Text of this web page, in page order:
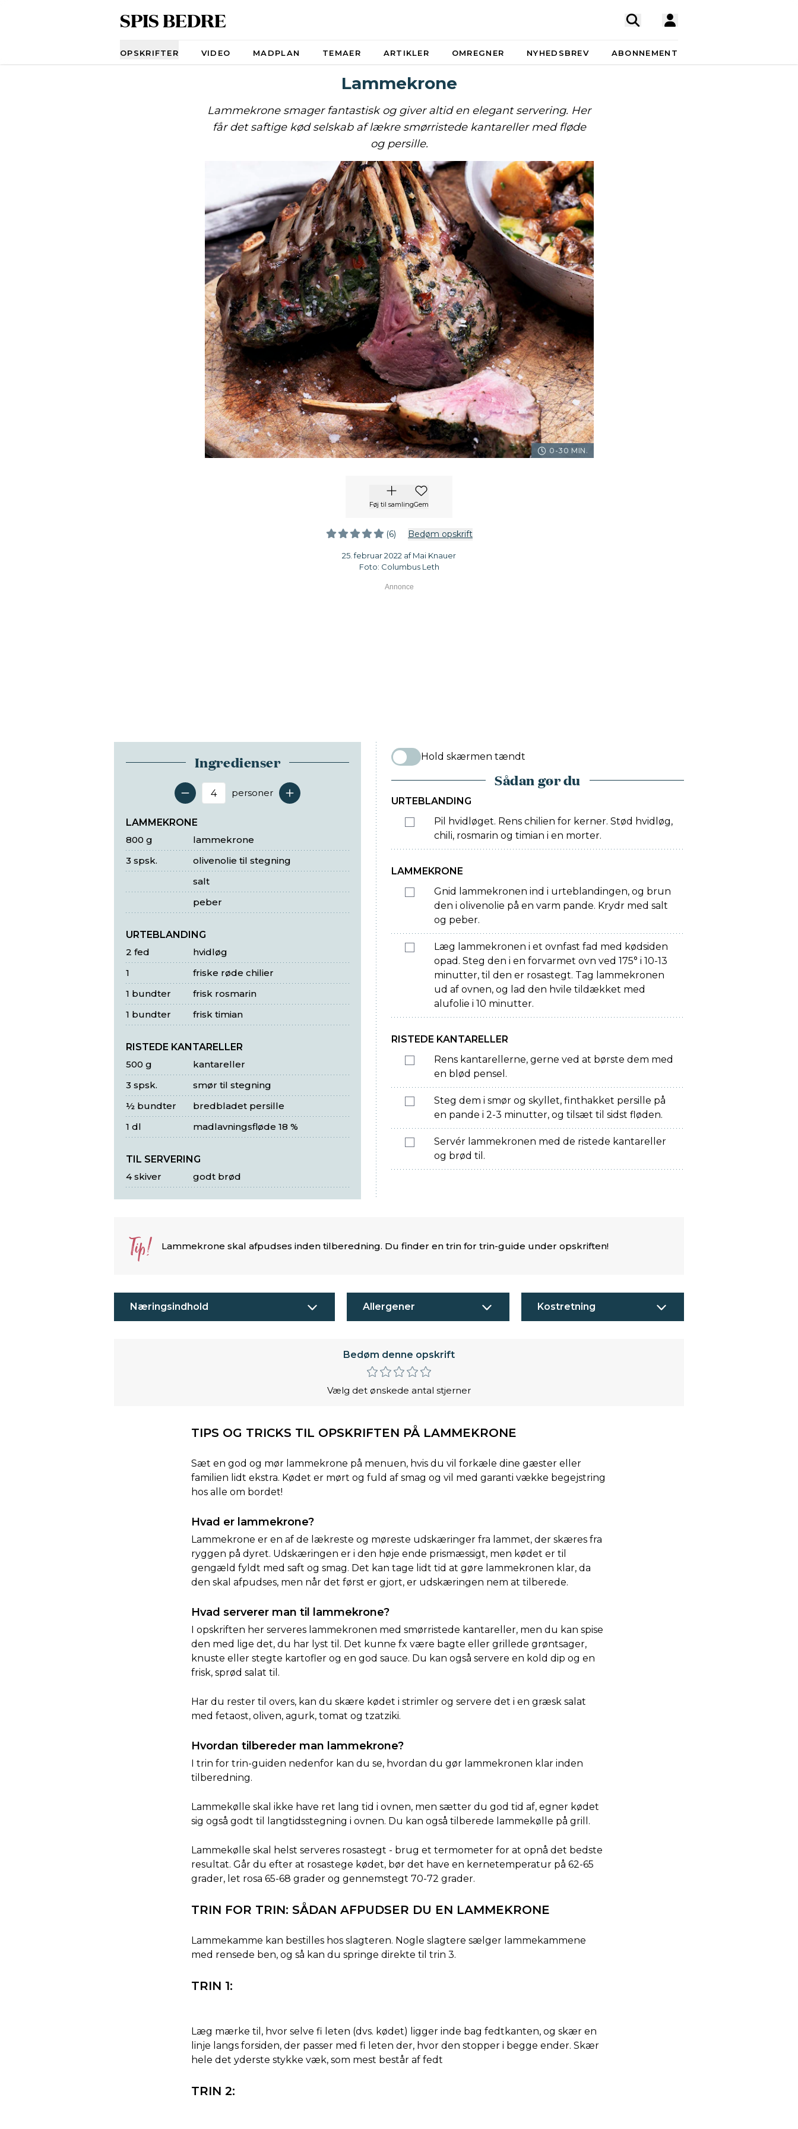
SPIS BEDRE
OPSKRIFTER VIDEO MADPLAN TEMAER ARTIKLER OMREGNER NYHEDSBREV ABONNEMENT
Lammekrone
Lammekrone smager fantastisk og giver altid en elegant servering. Her
får det saftige kød selskab af lækre smørristede kantareller med fløde
og persille.
0-30 MIN.
Føj til samlingGem
(6) Bedøm opskrift
25. februar 2022 af Mai Knauer
Foto: Columbus Leth
Ingredienser
Antal serveringer
personer
LAMMEKRONE
lammekrone
800 g
olivenolie til stegning
3 spsk.
salt
peber
URTEBLANDING
hvidløg
2 fed
friske røde chilier
1
frisk rosmarin
1 bundter
frisk timian
1 bundter
RISTEDE KANTARELLER
kantareller
500 g
smør til stegning
3 spsk.
bredbladet persille
½ bundter
madlavningsfløde 18 %
1 dl
TIL SERVERING
godt brød
4 skiver
Hold skærmen tændt
Sådan gør du
URTEBLANDING
Pil hvidløget. Rens chilien for kerner. Stød hvidløg,
chili, rosmarin og timian i en morter.
LAMMEKRONE
Gnid lammekronen ind i urteblandingen, og brun
den i olivenolie på en varm pande. Krydr med salt
og peber.
Læg lammekronen i et ovnfast fad med kødsiden
opad. Steg den i en forvarmet ovn ved 175° i 10-13
minutter, til den er rosastegt. Tag lammekronen
ud af ovnen, og lad den hvile tildækket med
alufolie i 10 minutter.
RISTEDE KANTARELLER
Rens kantarellerne, gerne ved at børste dem med
en blød pensel.
Steg dem i smør og skyllet, finthakket persille på
en pande i 2-3 minutter, og tilsæt til sidst fløden.
Servér lammekronen med de ristede kantareller
og brød til.
Tip! Lammekrone skal afpudses inden tilberedning. Du finder en trin for trin-guide under opskriften!
Næringsindhold Allergener Kostretning
Bedøm denne opskrift
Vælg det ønskede antal stjerner
TIPS OG TRICKS TIL OPSKRIFTEN PÅ LAMMEKRONE
Sæt en god og mør lammekrone på menuen, hvis du vil forkæle dine gæster eller
familien lidt ekstra. Kødet er mørt og fuld af smag og vil med garanti vække begejstring
hos alle om bordet!
Hvad er lammekrone?
Lammekrone er en af de lækreste og møreste udskæringer fra lammet, der skæres fra
ryggen på dyret. Udskæringen er i den høje ende prismæssigt, men kødet er til
gengæld fyldt med saft og smag. Det kan tage lidt tid at gøre lammekronen klar, da
den skal afpudses, men når det først er gjort, er udskæringen nem at tilberede.
Hvad serverer man til lammekrone?
I opskriften her serveres lammekronen med smørristede kantareller, men du kan spise
den med lige det, du har lyst til. Det kunne fx være bagte eller grillede grøntsager,
knuste eller stegte kartofler og en god sauce. Du kan også servere en kold dip og en
frisk, sprød salat til.
Har du rester til overs, kan du skære kødet i strimler og servere det i en græsk salat
med fetaost, oliven, agurk, tomat og tzatziki.
Hvordan tilbereder man lammekrone?
I trin for trin-guiden nedenfor kan du se, hvordan du gør lammekronen klar inden
tilberedning.
Lammekølle skal ikke have ret lang tid i ovnen, men sætter du god tid af, egner kødet
sig også godt til langtidsstegning i ovnen. Du kan også tilberede lammekølle på grill.
Lammekølle skal helst serveres rosastegt - brug et termometer for at opnå det bedste
resultat. Går du efter at rosastege kødet, bør det have en kernetemperatur på 62-65
grader, let rosa 65-68 grader og gennemstegt 70-72 grader.
TRIN FOR TRIN: SÅDAN AFPUDSER DU EN LAMMEKRONE
Lammekamme kan bestilles hos slagteren. Nogle slagtere sælger lammekammene
med rensede ben, og så kan du springe direkte til trin 3.
TRIN 1:
Læg mærke til, hvor selve fi leten (dvs. kødet) ligger inde bag fedtkanten, og skær en
linje langs forsiden, der passer med fi leten der, hvor den stopper i begge ender. Skær
hele det yderste stykke væk, som mest består af fedt
TRIN 2: